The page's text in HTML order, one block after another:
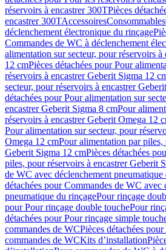
réservoirs à encastrer 300TPièces
encastrer 300TAccessoiresConsommables
déclenchement électronique du rinçage
Commandes de WC à déclenchement
alimentation sur secteur, pour réservoirs à
12 cmPièces détachées pour Pour
réservoirs à encastrer Geberit Sigma 12
secteur, pour réservoirs à encastrer
détachées pour Pour alimentation sur
encastrer Geberit Sigma 8 cmPour
réservoirs à encastrer Geberit Omega 12
Pour alimentation sur secteur, pour
Omega 12 cmPour alimentation par piles,
Geberit Sigma 12 cmPièces détachées
piles, pour réservoirs à encastrer Geberit
de WC avec déclenchement pneumatique
détachées pour Commandes de WC avec
pneumatique du rinçagePour rinçage
pour Pour rinçage double touchePour
détachées pour Pour rinçage simple
commandes de WCPièces détachées
commandes de WCKits d’installation